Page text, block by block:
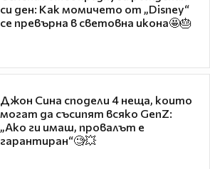
си ден: Как момичето от „Disney“
се превърна в световна икона🤩🎂
Джон Сина сподели 4 неща, които
могат да съсипят всяко GenZ:
„Ако ги имаш, провалът е
гарантиран“🧐💥